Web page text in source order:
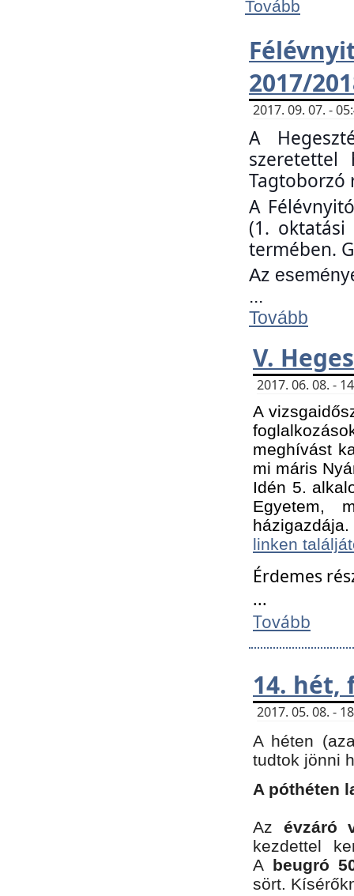
Tovább
2017/
2017. 09. 07. -
A
Tagtoborzó
A
(1. oktatási
termében.
Az
...
Tovább
V.
2017. 06. 08. -
A
meghívást
mi máris
Idén 5.
Egyetem,
linken
Érdemes
...
Tovább
14. hét,
2017. 05. 08. -
A héten
tudtok jönni
A póthéten
Az évzáró
kezdettel
A beugró
sört.